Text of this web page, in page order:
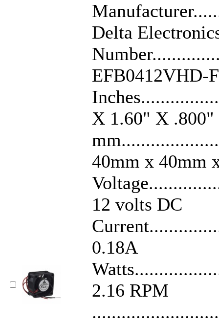
Delta
EFB0412VHD-
X 1.60" X .800"
40mm x 40mm
12 volts DC
0.18A
2.16 RPM